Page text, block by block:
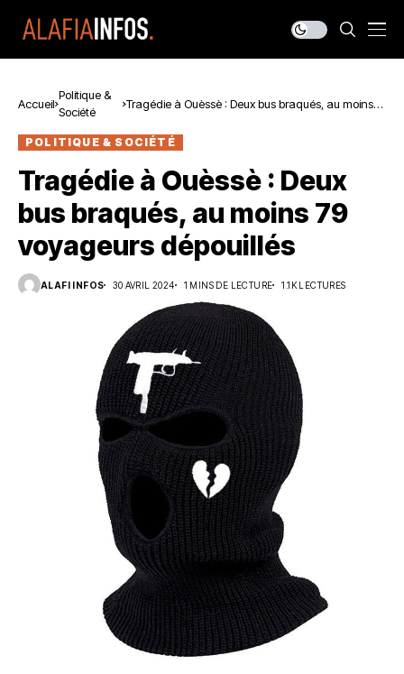
Accueil
Politique &
Société
Tragédie à Ouèssè : Deux bus braqués, au moins
POLITIQUE & SOCIÉTÉ
Tragédie à Ouèssè : Deux
bus braqués, au moins 79
voyageurs dépouillés
ALAFI INFOS 30 AVRIL 2024 1 MINS DE LECTURE 1.1K LECTURES